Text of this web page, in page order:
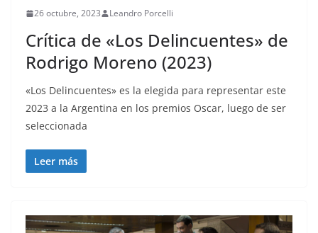
26 octubre, 2023 Leandro Porcelli
Crítica de «Los Delincuentes» de
Rodrigo Moreno (2023)
«Los Delincuentes» es la elegida para representar este
2023 a la Argentina en los premios Oscar, luego de ser
seleccionada
Leer más